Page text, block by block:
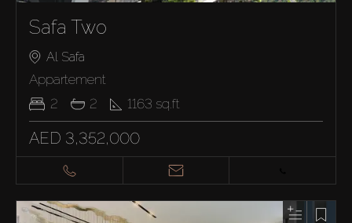
Safa Two
Al Safa
Appartement
2
2 1163 sq.ft
AED 3,352,000